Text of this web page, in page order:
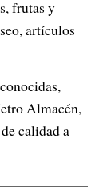
frutas y
artículos
Almacén,
calidad a